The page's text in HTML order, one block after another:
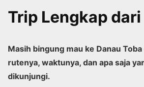
Trip Lengkap
Masih bingung mau ke Danau
rutenya, waktunya, dan apa saja
dikunjungi.